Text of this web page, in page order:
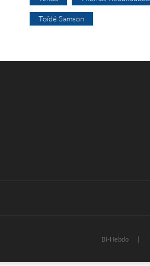
Toïdé Samson
BI-Hebdo